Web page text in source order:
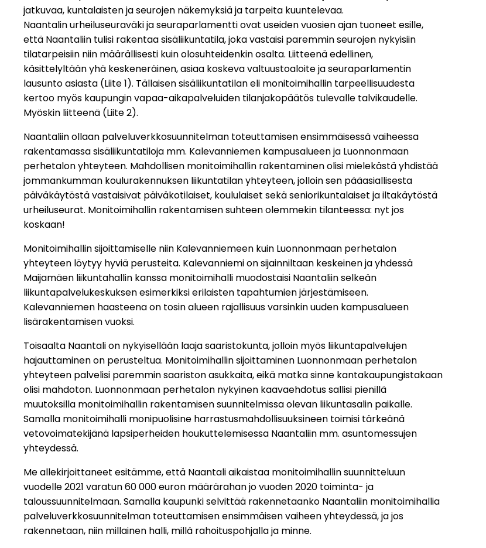
jatkuvaa, kuntalaisten ja seurojen näkemyksiä ja tarpeita kuuntelevaa.
Naantalin urheiluseuraväki ja seuraparlamentti ovat useiden vuosien ajan tuoneet esille,
että Naantaliin tulisi rakentaa sisäliikuntatila, joka vastaisi paremmin seurojen nykyisiin
tilatarpeisiin niin määrällisesti kuin olosuhteidenkin osalta. Liitteenä edellinen,
käsittelyltään yhä keskeneräinen, asiaa koskeva valtuustoaloite ja seuraparlamentin
lausunto asiasta (Liite 1). Tällaisen sisäliikuntatilan eli monitoimihallin tarpeellisuudesta
kertoo myös kaupungin vapaa-aikapalveluiden tilanjakopäätös tulevalle talvikaudelle.
Myöskin liitteenä (Liite 2).
Naantaliin ollaan palveluverkkosuunnitelman toteuttamisen ensimmäisessä vaiheessa
rakentamassa sisäliikuntatiloja mm. Kalevanniemen kampusalueen ja Luonnonmaan
perhetalon yhteyteen. Mahdollisen monitoimihallin rakentaminen olisi mielekästä yhdistää
jommankumman koulurakennuksen liikuntatilan yhteyteen, jolloin sen pääasiallisesta
päiväkäytöstä vastaisivat päiväkotilaiset, koululaiset sekä seniorikuntalaiset ja iltakäytöstä
urheiluseurat. Monitoimihallin rakentamisen suhteen olemmekin tilanteessa: nyt jos
koskaan!
Monitoimihallin sijoittamiselle niin Kalevanniemeen kuin Luonnonmaan perhetalon
yhteyteen löytyy hyviä perusteita. Kalevanniemi on sijainniltaan keskeinen ja yhdessä
Maijamäen liikuntahallin kanssa monitoimihalli muodostaisi Naantaliin selkeän
liikuntapalvelukeskuksen esimerkiksi erilaisten tapahtumien järjestämiseen.
Kalevanniemen haasteena on tosin alueen rajallisuus varsinkin uuden kampusalueen
lisärakentamisen vuoksi.
Toisaalta Naantali on nykyisellään laaja saaristokunta, jolloin myös liikuntapalvelujen
hajauttaminen on perusteltua. Monitoimihallin sijoittaminen Luonnonmaan perhetalon
yhteyteen palvelisi paremmin saariston asukkaita, eikä matka sinne kantakaupungistakaan
olisi mahdoton. Luonnonmaan perhetalon nykyinen kaavaehdotus sallisi pienillä
muutoksilla monitoimihallin rakentamisen suunnitelmissa olevan liikuntasalin paikalle.
Samalla monitoimihalli monipuolisine harrastusmahdollisuuksineen toimisi tärkeänä
vetovoimatekijänä lapsiperheiden houkuttelemisessa Naantaliin mm. asuntomessujen
yhteydessä.
Me allekirjoittaneet esitämme, että Naantali aikaistaa monitoimihallin suunnitteluun
vuodelle 2021 varatun 60 000 euron määrärahan jo vuoden 2020 toiminta- ja
taloussuunnitelmaan. Samalla kaupunki selvittää rakennetaanko Naantaliin monitoimihallia
palveluverkkosuunnitelman toteuttamisen ensimmäisen vaiheen yhteydessä, ja jos
rakennetaan, niin millainen halli, millä rahoituspohjalla ja minne.